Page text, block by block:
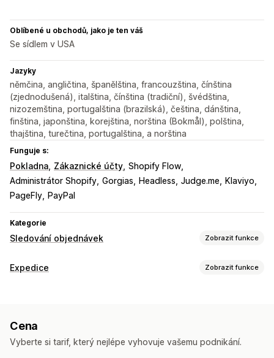
Oblíbené u obchodů, jako je ten váš
Se sídlem v USA
Jazyky
němčina, angličtina, španělština, francouzština, čínština
(zjednodušená), italština, čínština (tradiční), švédština,
nizozemština, portugalština (brazilská), čeština, dánština,
finština, japonština, korejština, norština (Bokmål), polština,
thajština, turečtina, portugalština, a norština
Funguje s:
Pokladna Zákaznické účty Shopify Flow
Administrátor Shopify Gorgias Headless Judge.me
Klaviyo
PageFly
PayPal
Kategorie
Sledování objednávek Zobrazit funkce
Sledování
Odhadované datum doručení
Panely
Export objednávek Více dopravců API Analytika
Expedice Zobrazit funkce
Synchronizace objednávek
Cena
Vyberte si tarif, který nejlépe vyhovuje vašemu podnikání.